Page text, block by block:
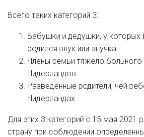
Всего таких категорий 3:
Бабушки и дедушки, у которых
родился внук или внучка
Члены семьи тяжело больного
Нидерландов
Разведенные родители, чей
Нидерландах
Для этих 3 категорий с 15 мая 2021
страну при соблюдении